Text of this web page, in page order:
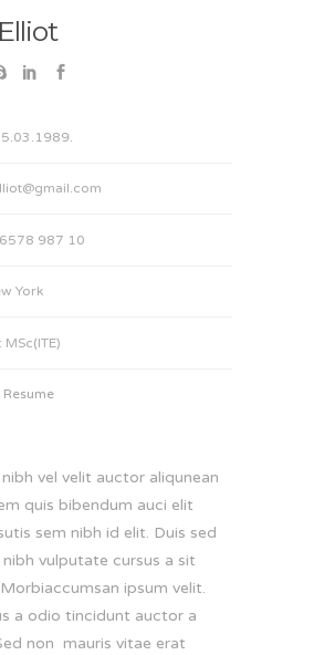
987 10
York
vel velit auctor aliqunean
quis bibendum auci elit
sem nibh id elit. Duis sed
vulputate cursus a sit
ipsum velit.
a odio tincidunt auctor a
non mauris vitae erat